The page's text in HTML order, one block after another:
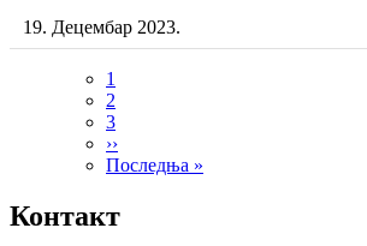
19. Децембар 2023.
Pagination
Current
page
1
Page
2
Page
3
Next
page
››
Last
Последња »
Контакт